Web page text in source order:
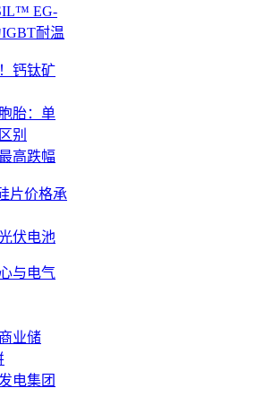
EG-
耐温
钙钛矿
胎：单
别
高跌幅
片价格承
伏电池
与电气
业储
电集团